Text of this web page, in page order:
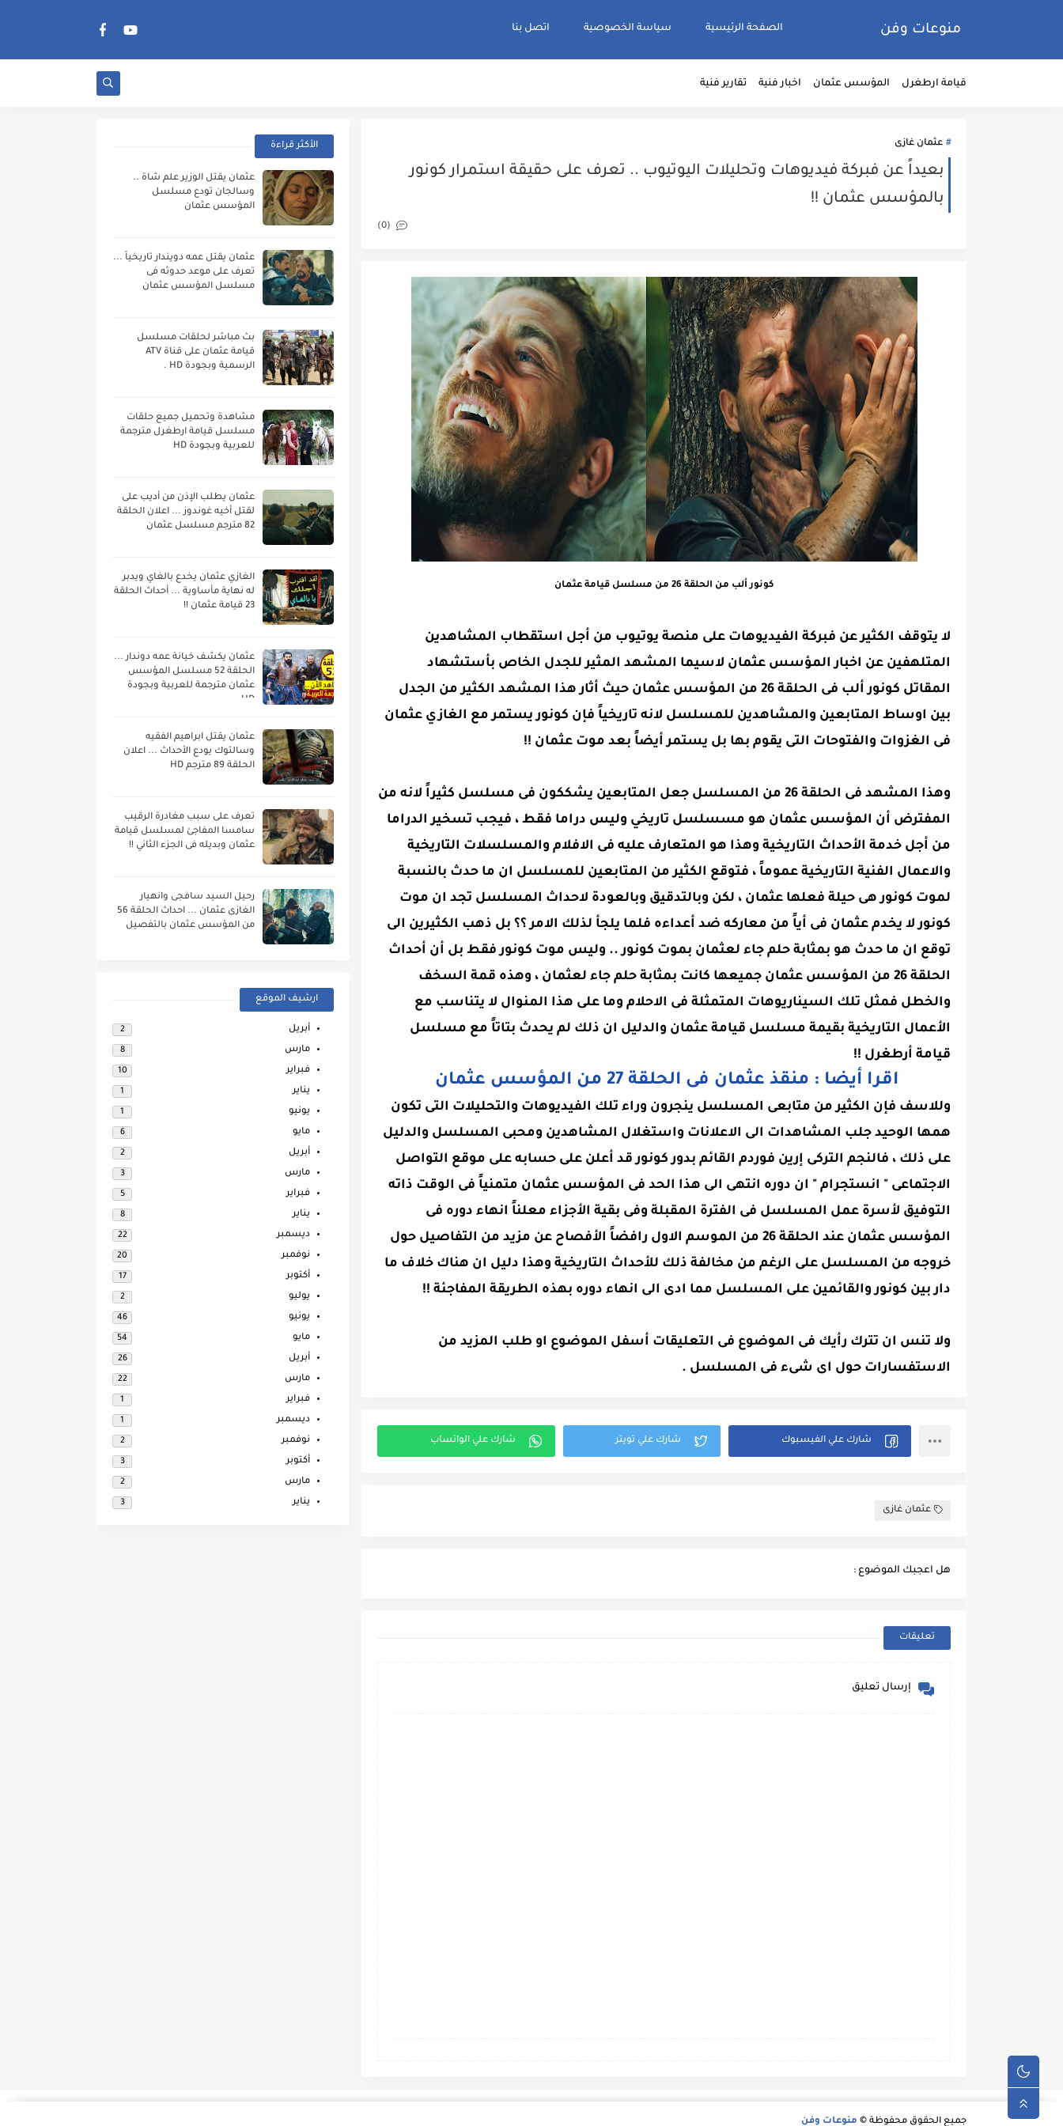
منوعات وفن الصفحة الرئيسية سياسة الخصوصية اتصل بنا
قيامة ارطغرل المؤسس عثمان اخبار فنية تقارير فنية
عثمان غازى
بعيداً عن فبركة فيديوهات وتحليلات اليوتيوب .. تعرف على حقيقة استمرار كونور
بالمؤسس عثمان !!
(0)
كونور ألب من الحلقة 26 من مسلسل قيامة عثمان
لا يتوقف الكثير عن فبركة الفيديوهات على منصة يوتيوب من أجل استقطاب المشاهدين
المتلهفين عن اخبار المؤسس عثمان لاسيما المشهد المثير للجدل الخاص بأستشهاد
المقاتل كونور ألب فى الحلقة 26 من المؤسس عثمان حيث أثار هذا المشهد الكثير من الجدل
بين اوساط المتابعين والمشاهدين للمسلسل لانه تاريخياً فإن كونور يستمر مع الغازي عثمان
فى الغزوات والفتوحات التى يقوم بها بل يستمر أيضاً بعد موت عثمان !!
وهذا المشهد فى الحلقة 26 من المسلسل جعل المتابعين يشككون فى مسلسل كثيراً لانه من
المفترض أن المؤسس عثمان هو مسسلسل تاريخي وليس دراما فقط ، فيجب تسخير الدراما
من أجل خدمة الأحداث التاريخية وهذا هو المتعارف عليه فى الافلام والمسلسلات التاريخية
والاعمال الفنية التاريخية عموماً ، فتوقع الكثير من المتابعين للمسلسل ان ما حدث بالنسبة
لموت كونور هى حيلة فعلها عثمان ، لكن وبالتدقيق وبالعودة لاحداث المسلسل تجد ان موت
كونور لا يخدم عثمان فى أياً من معاركه ضد أعداءه فلما يلجأ لذلك الامر ؟؟ بل ذهب الكثيرين الى
توقع ان ما حدث هو بمثابة حلم جاء لعثمان بموت كونور .. وليس موت كونور فقط بل أن أحداث
الحلقة 26 من المؤسس عثمان جميعها كانت بمثابة حلم جاء لعثمان ، وهذه قمة السخف
والخطل فمثل تلك السيناريوهات المتمثلة فى الاحلام وما على هذا المنوال لا يتناسب مع
الأعمال التاريخية بقيمة مسلسل قيامة عثمان والدليل ان ذلك لم يحدث بتاتاً مع مسلسل
قيامة أرطغرل !!
اقرا أيضا : منقذ عثمان فى الحلقة 27 من المؤسس عثمان
وللاسف فإن الكثير من متابعى المسلسل ينجرون وراء تلك الفيديوهات والتحليلات التى تكون
همها الوحيد جلب المشاهدات الى الاعلانات واستغلال المشاهدين ومحبى المسلسل والدليل
على ذلك ، فالنجم التركى إرين فوردم القائم بدور كونور قد أعلن على حسابه على موقع التواصل
الاجتماعى " انستجرام " ان دوره انتهى الى هذا الحد فى المؤسس عثمان متمنياً فى الوقت ذاته
التوفيق لأسرة عمل المسلسل فى الفترة المقبلة وفى بقية الأجزاء معلناً انهاء دوره فى
المؤسس عثمان عند الحلقة 26 من الموسم الاول رافضاً الأفصاح عن مزيد من التفاصيل حول
خروجه من المسلسل على الرغم من مخالفة ذلك للأحداث التاريخية وهذا دليل ان هناك خلاف ما
دار بين كونور والقائمين على المسلسل مما ادى الى انهاء دوره بهذه الطريقة المفاجئة !!
ولا تنس ان تترك رأيك فى الموضوع فى التعليقات أسفل الموضوع او طلب المزيد من
الاستفسارات حول اى شىء فى المسلسل .
عثمان غازى
هل اعجبك الموضوع :
تعليقات
إرسال تعليق
الأكثر قراءة
عثمان يقتل الوزير علم شاة ..
وسالجان تودع مسلسل
المؤسس عثمان
عثمان يقتل عمه دويندار تاريخياً ...
تعرف على موعد حدوثه فى
مسلسل المؤسس عثمان
بث مباشر لحلقات مسلسل
قيامة عثمان على قناة ATV
الرسمية وبجودة HD .
مشاهدة وتحميل جميع حلقات
مسلسل قيامة ارطغرل مترجمة
للعربية وبجودة HD
عثمان يطلب الإذن من أديب على
لقتل أخيه غوندوز ... اعلان الحلقة
82 مترجم مسلسل عثمان
الغازي عثمان يخدع بالغاي ويدبر
له نهاية مأساوية ... أحداث الحلقة
23 قيامة عثمان !!
عثمان يكشف خيانة عمه دوندار ...
الحلقة 52 مسلسل المؤسس
عثمان مترجمة للعربية وبجودة
HD
عثمان يقتل ابراهيم الفقيه
وسالتوك يودع الأحداث ... اعلان
الحلقة 89 مترجم HD
تعرف على سبب مغادرة الرقيب
سامسا المفاجئ لمسلسل قيامة
عثمان وبديله فى الجزء الثاني !!
رحيل السيد سافجى وانهيار
الغازى عثمان ... احداث الحلقة 56
من المؤسس عثمان بالتفصيل
ارشيف الموقع
أبريل 2
مارس 8
فبراير 10
يناير 1
يونيو 1
مايو 6
أبريل 2
مارس 3
فبراير 5
يناير 8
ديسمبر 22
نوفمبر 20
أكتوبر 17
يوليو 2
يونيو 46
مايو 54
أبريل 26
مارس 22
فبراير 1
ديسمبر 1
نوفمبر 2
أكتوبر 3
مارس 2
يناير 3
جميع الحقوق محفوظة © منوعات وفن